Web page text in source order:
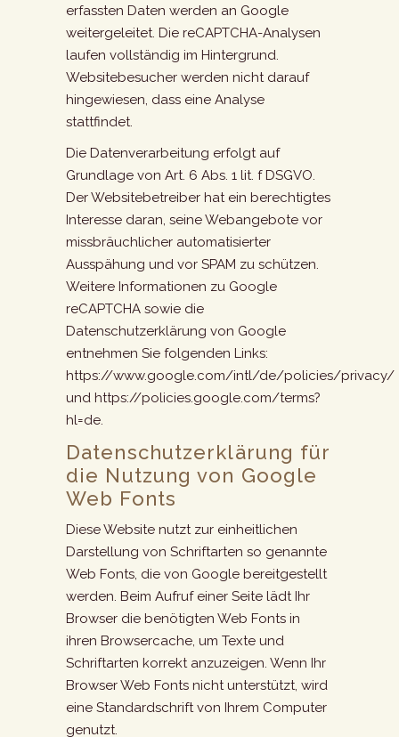
erfassten Daten werden an Google
weitergeleitet. Die reCAPTCHA-Analysen
laufen vollständig im Hintergrund.
Websitebesucher werden nicht darauf
hingewiesen, dass eine Analyse
stattfindet.
Die Datenverarbeitung erfolgt auf
Grundlage von Art. 6 Abs. 1 lit. f DSGVO.
Der Websitebetreiber hat ein berechtigtes
Interesse daran, seine Webangebote vor
missbräuchlicher automatisierter
Ausspähung und vor SPAM zu schützen.
Weitere Informationen zu Google
reCAPTCHA sowie die
Datenschutzerklärung von Google
entnehmen Sie folgenden Links:
https://www.google.com/intl/de/policies/privacy/
und https://policies.google.com/terms?
hl=de.
Datenschutzerklärung für
die Nutzung von Google
Web Fonts
Diese Website nutzt zur einheitlichen
Darstellung von Schriftarten so genannte
Web Fonts, die von Google bereitgestellt
werden. Beim Aufruf einer Seite lädt Ihr
Browser die benötigten Web Fonts in
ihren Browsercache, um Texte und
Schriftarten korrekt anzuzeigen. Wenn Ihr
Browser Web Fonts nicht unterstützt, wird
eine Standardschrift von Ihrem Computer
genutzt.